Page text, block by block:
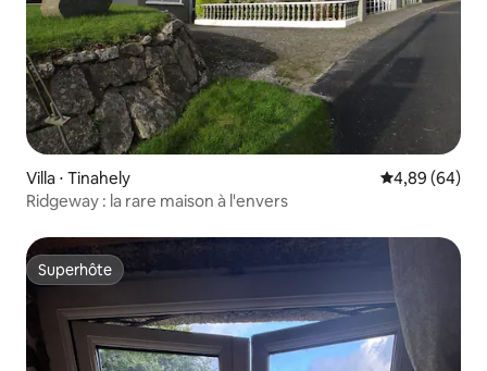
Villa ⋅ Tinahely Évaluation
4,89 (64)
Ridgeway : la rare maison à l'envers
Superhôte
Superhôte